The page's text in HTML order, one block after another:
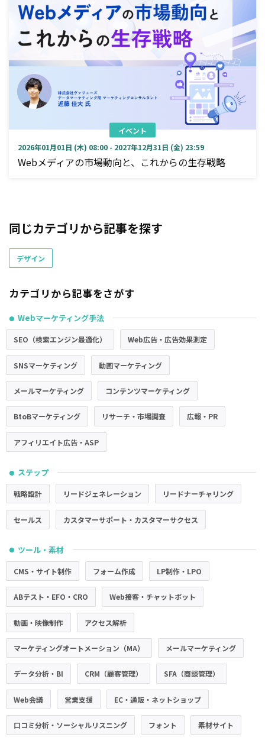
イベント
2026年01月01日 (木) 08:00 - 2027年12月31日 (金) 23:59
Webメディアの市場動向と、これからの生存戦略
同じカテゴリから記事を探す
デザイン
カテゴリから記事をさがす
● Webマーケティング手法
SEO（検索エンジン最適化） Web広告・広告効果測定
SNSマーケティング 動画マーケティング
メールマーケティング コンテンツマーケティング
BtoBマーケティング リサーチ・市場調査 広報・PR
アフィリエイト広告・ASP
● ステップ
戦略設計 リードジェネレーション リードナーチャリング
セールス カスタマーサポート・カスタマーサクセス
● ツール・素材
CMS・サイト制作 フォーム作成 LP制作・LPO
ABテスト・EFO・CRO Web接客・チャットボット
動画・映像制作 アクセス解析
マーケティングオートメーション（MA） メールマーケティング
データ分析・BI CRM（顧客管理） SFA（商談管理）
Web会議 営業支援 EC・通販・ネットショップ
口コミ分析・ソーシャルリスニング フォント 素材サイト